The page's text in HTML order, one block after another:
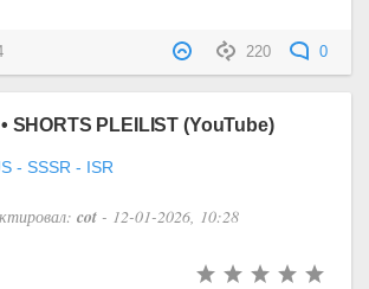
220 0
SHORTS PLEILIST (YouTube)
- SSSR - ISR
cot - 12-01-2026, 10:28